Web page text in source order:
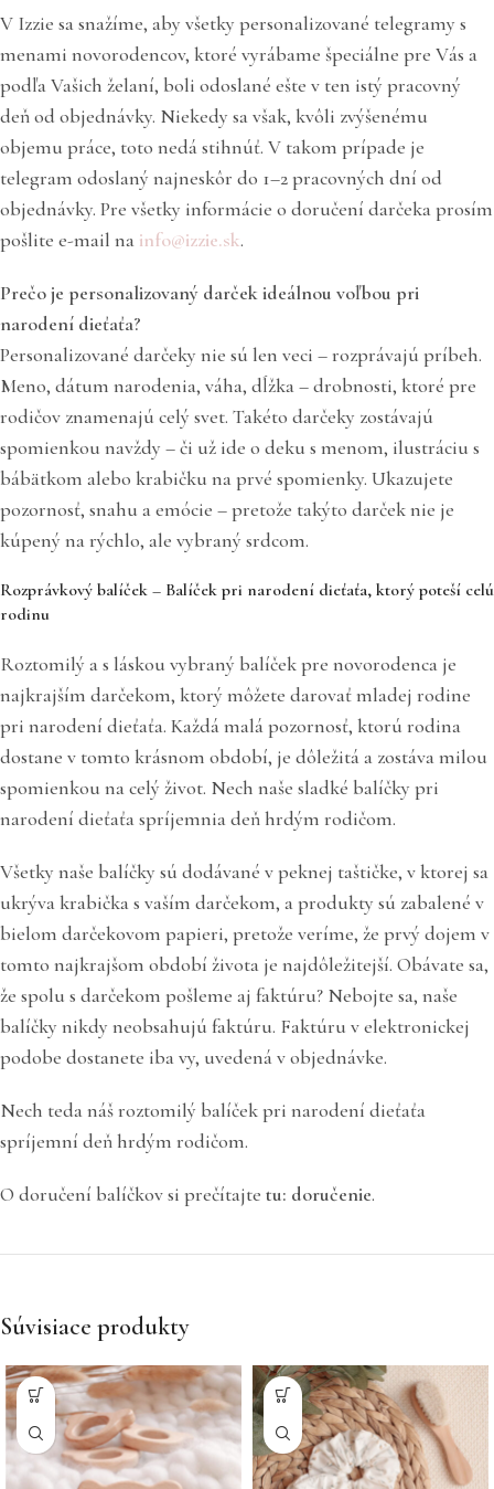
V Izzie sa snažíme, aby všetky personalizované telegramy s
menami novorodencov, ktoré vyrábame špeciálne pre Vás a
podľa Vašich želaní, boli odoslané ešte v ten istý pracovný
deň od objednávky. Niekedy sa však, kvôli zvýšenému
objemu práce, toto nedá stihnúť. V takom prípade je
telegram odoslaný najneskôr do 1–2 pracovných dní od
objednávky. Pre všetky informácie o doručení darčeka prosím
pošlite e-mail na info@izzie.sk.
Prečo je personalizovaný darček ideálnou voľbou pri
narodení dieťaťa?
Personalizované darčeky nie sú len veci – rozprávajú príbeh.
Meno, dátum narodenia, váha, dĺžka – drobnosti, ktoré pre
rodičov znamenajú celý svet. Takéto darčeky zostávajú
spomienkou navždy – či už ide o deku s menom, ilustráciu s
bábätkom alebo krabičku na prvé spomienky. Ukazujete
pozornosť, snahu a emócie – pretože takýto darček nie je
kúpený na rýchlo, ale vybraný srdcom.
Rozprávkový balíček – Balíček pri narodení dieťaťa, ktorý poteší celú
rodinu
Roztomilý a s láskou vybraný balíček pre novorodenca je
najkrajším darčekom, ktorý môžete darovať mladej rodine
pri narodení dieťaťa. Každá malá pozornosť, ktorú rodina
dostane v tomto krásnom období, je dôležitá a zostáva milou
spomienkou na celý život. Nech naše sladké balíčky pri
narodení dieťaťa spríjemnia deň hrdým rodičom.
Všetky naše balíčky sú dodávané v peknej taštičke, v ktorej sa
ukrýva krabička s vaším darčekom, a produkty sú zabalené v
bielom darčekovom papieri, pretože veríme, že prvý dojem v
tomto najkrajšom období života je najdôležitejší. Obávate sa,
že spolu s darčekom pošleme aj faktúru? Nebojte sa, naše
balíčky nikdy neobsahujú faktúru. Faktúru v elektronickej
podobe dostanete iba vy, uvedená v objednávke.
Nech teda náš roztomilý balíček pri narodení dieťaťa
spríjemní deň hrdým rodičom.
O doručení balíčkov si prečítajte tu: doručenie.
Súvisiace produkty